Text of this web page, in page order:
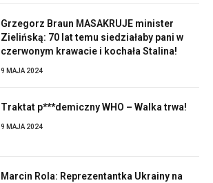
Grzegorz Braun MASAKRUJE minister
Zielińską: 70 lat temu siedziałaby pani w
czerwonym krawacie i kochała Stalina!
9 MAJA 2024
Traktat p***demiczny WHO – Walka trwa!
9 MAJA 2024
Marcin Rola: Reprezentantka Ukrainy na